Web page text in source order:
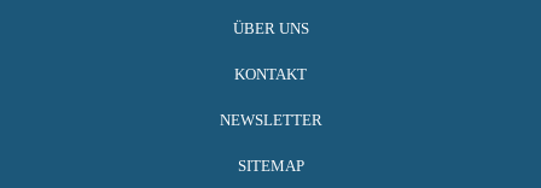
ÜBER UNS
KONTAKT
NEWSLETTER
SITEMAP